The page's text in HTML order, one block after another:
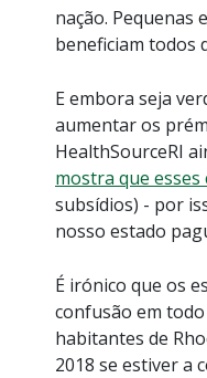
nação. Pequenas
beneficiam todos
E embora seja
aumentar os
HealthSourceRI
mostra que
subsídios) - por
nosso estado
É irónico que os
confusão em
habitantes de
2018 se estiver a